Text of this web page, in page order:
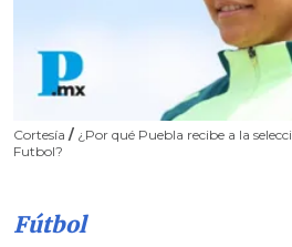
Cortesía / ¿Por qué Puebla recibe a la
Futbol?
Fútbol